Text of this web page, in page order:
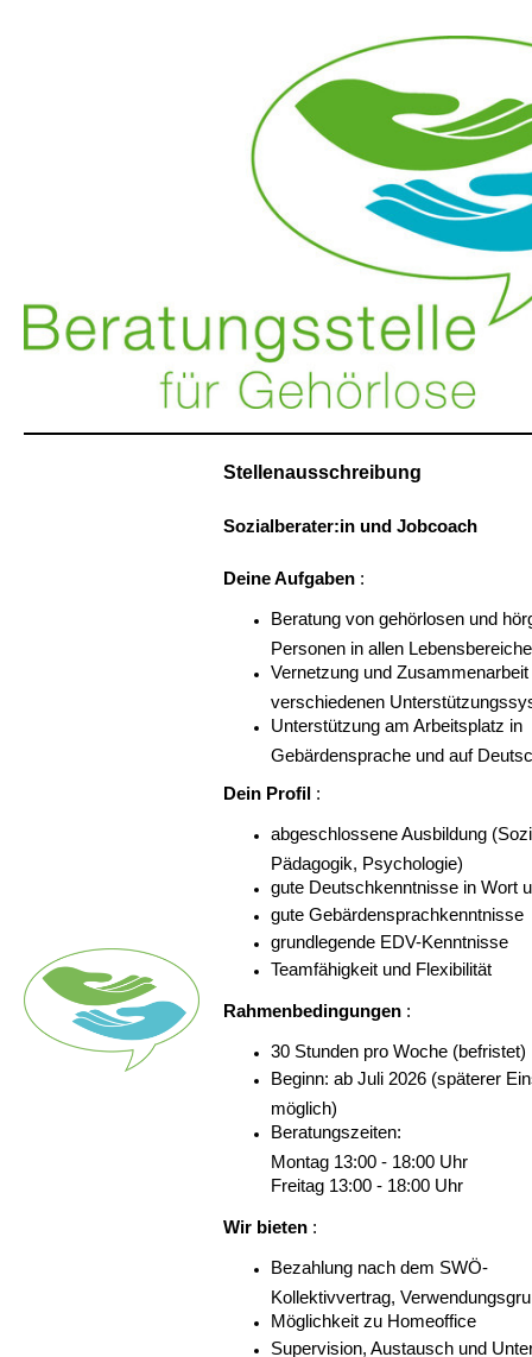
Stellenausschreibung
Sozialberater:in und Jobcoach
Deine Aufgaben :
Beratung von gehörlosen und
Personen in allen
Vernetzung und
verschiedenen
Unterstützung am Arbeitsplatz in
Gebärdensprache und auf
Dein Profil :
abgeschlossene Ausbildung
Pädagogik, Psychologie)
gute Deutschkenntnisse in Wort
gute Gebärdensprachkenntnisse
grundlegende EDV-Kenntnisse
Teamfähigkeit und Flexibilität
Rahmenbedingungen :
30 Stunden pro Woche (befristet)
Beginn: ab Juli 2026 (späterer
möglich)
Beratungszeiten:
Montag 13:00 - 18:00 Uhr
Freitag 13:00 - 18:00 Uhr
Wir bieten :
Bezahlung nach dem SWÖ-
Kollektivvertrag,
Möglichkeit zu Homeoffice
Supervision, Austausch und